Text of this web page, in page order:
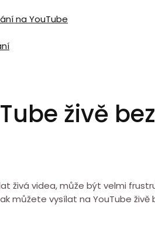
na YouTube
živě
živá videa, může být velmi
můžete vysílat na YouTube